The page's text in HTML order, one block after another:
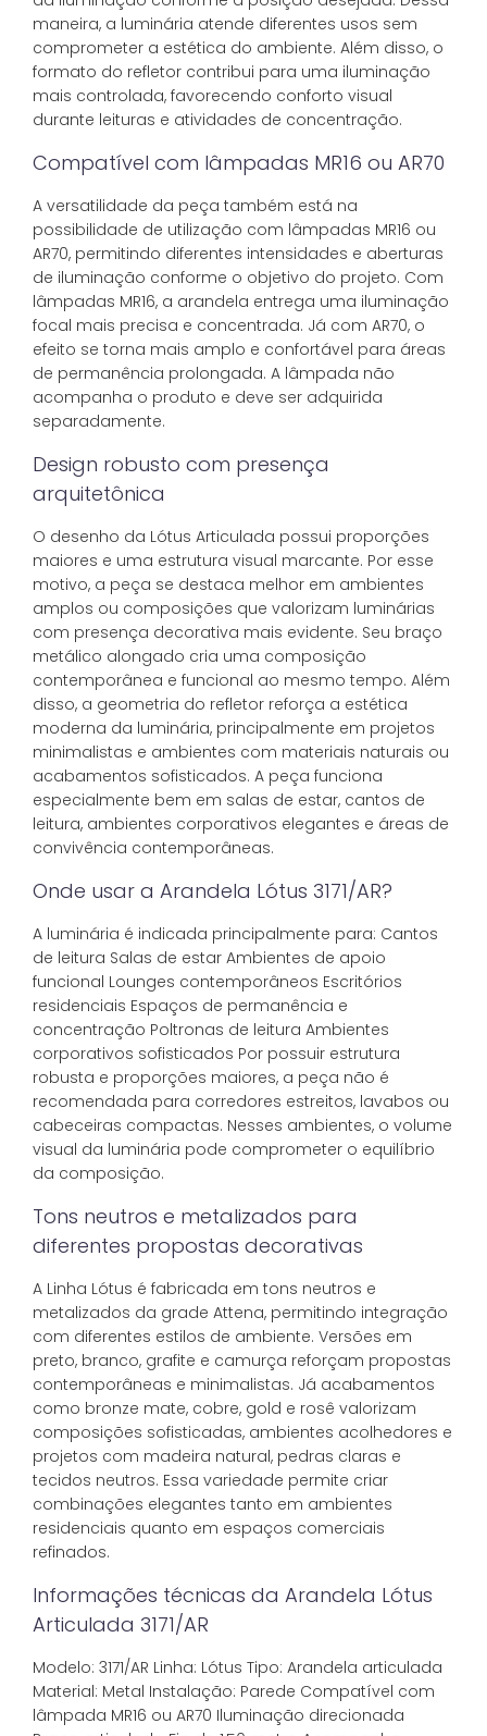
maneira, a luminária atende diferentes usos sem
comprometer a estética do ambiente. Além disso, o
formato do refletor contribui para uma iluminação
mais controlada, favorecendo conforto visual
durante leituras e atividades de concentração.
Compatível com lâmpadas MR16 ou AR70
A versatilidade da peça também está na
possibilidade de utilização com lâmpadas MR16 ou
AR70, permitindo diferentes intensidades e aberturas
de iluminação conforme o objetivo do projeto. Com
lâmpadas MR16, a arandela entrega uma iluminação
focal mais precisa e concentrada. Já com AR70, o
efeito se torna mais amplo e confortável para áreas
de permanência prolongada. A lâmpada não
acompanha o produto e deve ser adquirida
separadamente.
Design robusto com presença
arquitetônica
O desenho da Lótus Articulada possui proporções
maiores e uma estrutura visual marcante. Por esse
motivo, a peça se destaca melhor em ambientes
amplos ou composições que valorizam luminárias
com presença decorativa mais evidente. Seu braço
metálico alongado cria uma composição
contemporânea e funcional ao mesmo tempo. Além
disso, a geometria do refletor reforça a estética
moderna da luminária, principalmente em projetos
minimalistas e ambientes com materiais naturais ou
acabamentos sofisticados. A peça funciona
especialmente bem em salas de estar, cantos de
leitura, ambientes corporativos elegantes e áreas de
convivência contemporâneas.
Onde usar a Arandela Lótus 3171/AR?
A luminária é indicada principalmente para: Cantos
de leitura Salas de estar Ambientes de apoio
funcional Lounges contemporâneos Escritórios
residenciais Espaços de permanência e
concentração Poltronas de leitura Ambientes
corporativos sofisticados Por possuir estrutura
robusta e proporções maiores, a peça não é
recomendada para corredores estreitos, lavabos ou
cabeceiras compactas. Nesses ambientes, o volume
visual da luminária pode comprometer o equilíbrio
da composição.
Tons neutros e metalizados para
diferentes propostas decorativas
A Linha Lótus é fabricada em tons neutros e
metalizados da grade Attena, permitindo integração
com diferentes estilos de ambiente. Versões em
preto, branco, grafite e camurça reforçam propostas
contemporâneas e minimalistas. Já acabamentos
como bronze mate, cobre, gold e rosê valorizam
composições sofisticadas, ambientes acolhedores e
projetos com madeira natural, pedras claras e
tecidos neutros. Essa variedade permite criar
combinações elegantes tanto em ambientes
residenciais quanto em espaços comerciais
refinados.
Informações técnicas da Arandela Lótus
Articulada 3171/AR
Modelo: 3171/AR Linha: Lótus Tipo: Arandela articulada
Material: Metal Instalação: Parede Compatível com
lâmpada MR16 ou AR70 Iluminação direcionada